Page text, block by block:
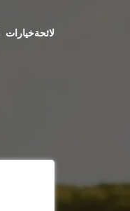
لائحةخيارات